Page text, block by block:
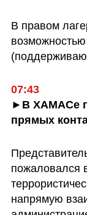
В правом
07:43
►В ХАМАСе
прямых
пожаловался
напрямую